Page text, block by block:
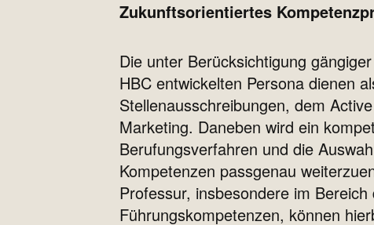
Zukunftsorientiertes
Die unter Berücksichtigung
HBC entwickelten Persona dienen
Stellenausschreibungen, dem
Marketing. Daneben wird ein
Berufungsverfahren und die
Kompetenzen passgenau
Professur, insbesondere im
Führungskompetenzen, können